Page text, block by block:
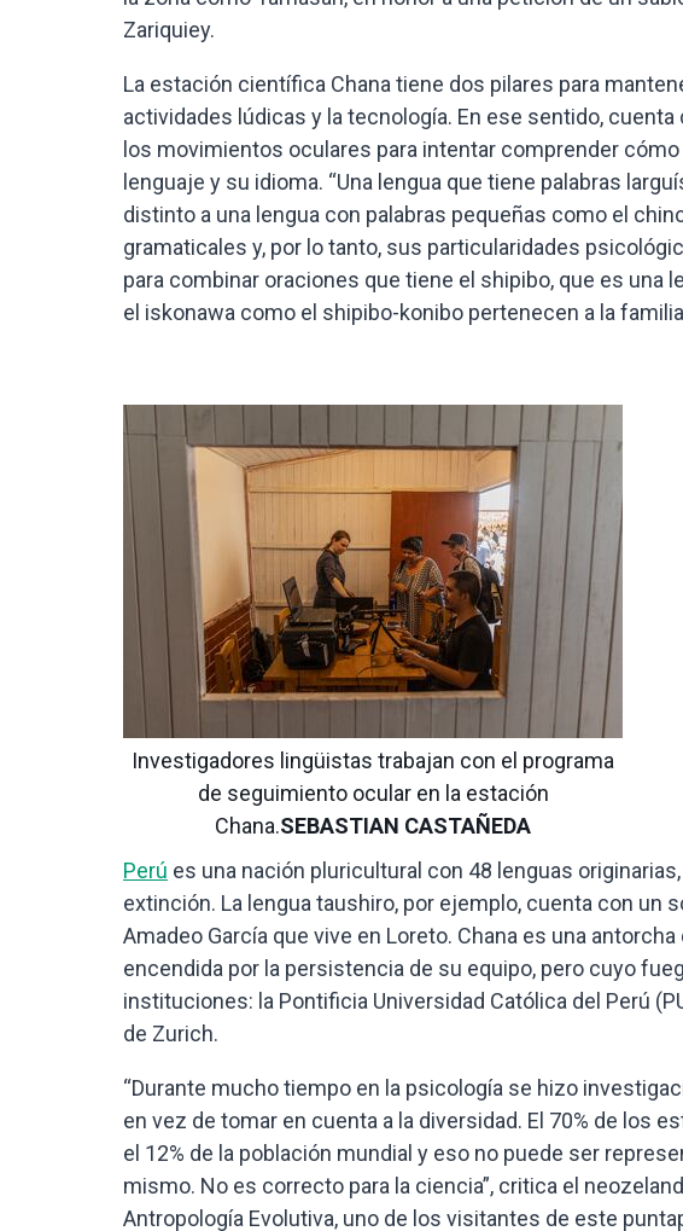
Zariquiey.
La estación científica Chana tiene dos pilares para
actividades lúdicas y la tecnología. En ese sentido, cuenta
los movimientos oculares para intentar comprender
lenguaje y su idioma. “Una lengua que tiene palabras
distinto a una lengua con palabras pequeñas como el
gramaticales y, por lo tanto, sus particularidades
para combinar oraciones que tiene el shipibo, que es una
el iskonawa como el shipibo-konibo pertenecen a la
Investigadores lingüistas trabajan con el programa
de seguimiento ocular en la estación
Chana.SEBASTIAN CASTAÑEDA
Perú es una nación pluricultural con 48 lenguas
extinción. La lengua taushiro, por ejemplo, cuenta con un
Amadeo García que vive en Loreto. Chana es una
encendida por la persistencia de su equipo, pero cuyo
instituciones: la Pontificia Universidad Católica del Perú
de Zurich.
“Durante mucho tiempo en la psicología se hizo
en vez de tomar en cuenta a la diversidad. El 70% de los
el 12% de la población mundial y eso no puede ser
mismo. No es correcto para la ciencia”, critica el
Antropología Evolutiva, uno de los visitantes de este